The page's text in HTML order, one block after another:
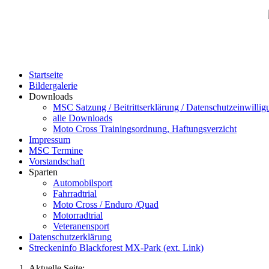
Startseite
Bildergalerie
Downloads
MSC Satzung / Beitrittserklärung /
alle Downloads
Moto Cross Trainingsordnung, Haftungsverzicht
Impressum
MSC Termine
Vorstandschaft
Sparten
Automobilsport
Fahrradtrial
Moto Cross / Enduro /Quad
Motorradtrial
Veteranensport
Datenschutzerklärung
Streckeninfo Blackforest MX-Park (ext. Link)